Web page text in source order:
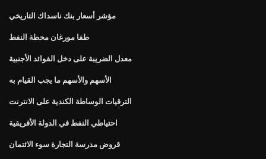
مؤشر أسعار بنك ناسداك التاريخي
طفا مورغان محطة النفط
معدل الضريبة على دخل الفوائد الأجنبية
الأسهم والأسهم ما يجب القيام به
الترقيات الوساطة الكندية على الانترنت
احتياطي النفط في الدولة الأفريقية
قروض مدرسة التجارة سوء الائتمان